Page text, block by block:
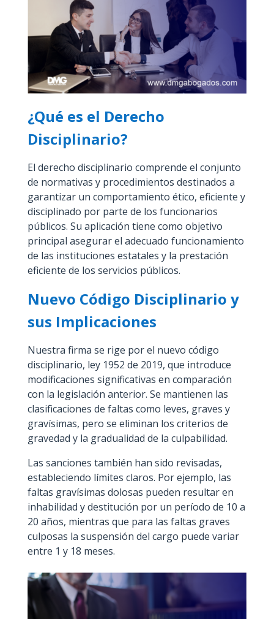
¿Qué es el Derecho
Disciplinario?
El derecho disciplinario comprende el conjunto
de normativas y procedimientos destinados a
garantizar un comportamiento ético, eficiente y
disciplinado por parte de los funcionarios
públicos. Su aplicación tiene como objetivo
principal asegurar el adecuado funcionamiento
de las instituciones estatales y la prestación
eficiente de los servicios públicos.
Nuevo Código Disciplinario y
sus Implicaciones
Nuestra firma se rige por el nuevo código
disciplinario, ley 1952 de 2019, que introduce
modificaciones significativas en comparación
con la legislación anterior. Se mantienen las
clasificaciones de faltas como leves, graves y
gravísimas, pero se eliminan los criterios de
gravedad y la gradualidad de la culpabilidad.
Las sanciones también han sido revisadas,
estableciendo límites claros. Por ejemplo, las
faltas gravísimas dolosas pueden resultar en
inhabilidad y destitución por un período de 10 a
20 años, mientras que para las faltas graves
culposas la suspensión del cargo puede variar
entre 1 y 18 meses.